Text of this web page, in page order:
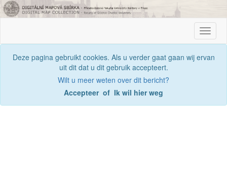
Toggle
Deze pagina gebruikt cookies. Als u verder gaat gaan wij ervan
uit dit dat u dit gebruik accepteert.
Wilt u meer weten over dit bericht?
Accepteer of Ik wil hier weg